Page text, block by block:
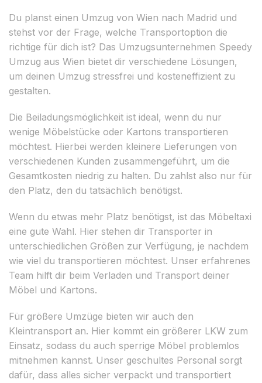
Du planst einen Umzug von Wien nach Madrid und
stehst vor der Frage, welche Transportoption die
richtige für dich ist? Das Umzugsunternehmen Speedy
Umzug aus Wien bietet dir verschiedene Lösungen,
um deinen Umzug stressfrei und kosteneffizient zu
gestalten.
Die Beiladungsmöglichkeit ist ideal, wenn du nur
wenige Möbelstücke oder Kartons transportieren
möchtest. Hierbei werden kleinere Lieferungen von
verschiedenen Kunden zusammengeführt, um die
Gesamtkosten niedrig zu halten. Du zahlst also nur für
den Platz, den du tatsächlich benötigst.
Wenn du etwas mehr Platz benötigst, ist das Möbeltaxi
eine gute Wahl. Hier stehen dir Transporter in
unterschiedlichen Größen zur Verfügung, je nachdem
wie viel du transportieren möchtest. Unser erfahrenes
Team hilft dir beim Verladen und Transport deiner
Möbel und Kartons.
Für größere Umzüge bieten wir auch den
Kleintransport an. Hier kommt ein größerer LKW zum
Einsatz, sodass du auch sperrige Möbel problemlos
mitnehmen kannst. Unser geschultes Personal sorgt
dafür, dass alles sicher verpackt und transportiert